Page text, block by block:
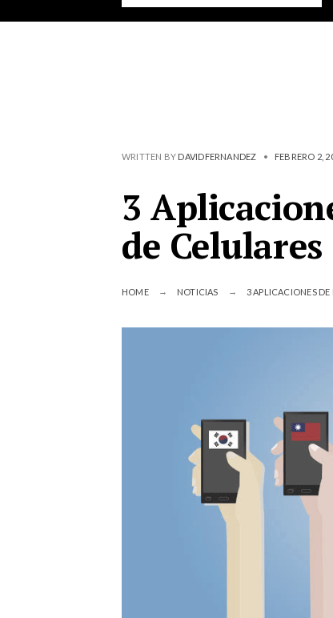
WRITTEN BY DAVIDFERNANDEZ • FEBRERO 2,
3
de Celulares
HOME NOTICIAS 3 APLICACIONES